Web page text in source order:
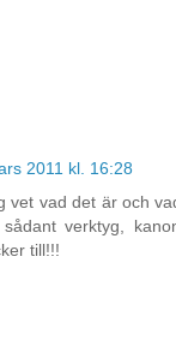
2011 kl. 16:28
vet vad det är och
verktyg,
till!!!